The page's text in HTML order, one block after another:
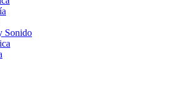
Sonido